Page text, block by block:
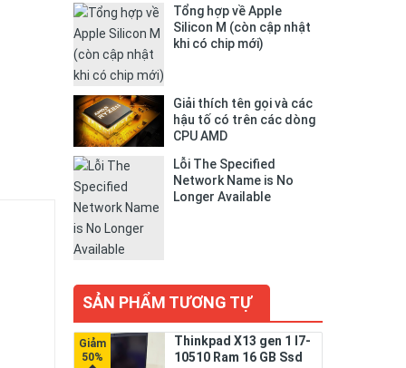
Tổng hợp về Apple
Silicon M (còn cập nhật
khi có chip mới)
Giải thích tên gọi và các
hậu tố có trên các dòng
CPU AMD
Lỗi The Specified
Network Name is No
Longer Available
SẢN PHẨM TƯƠNG TỰ
Thinkpad X13 gen 1 I7-
10510 Ram 16 GB Ssd